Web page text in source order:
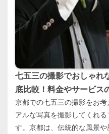
七五三の撮影でおしゃれ
底比較！料金やサービス
京都での七五三の撮影をお
アルな写真を撮影してくれ
す。京都は、伝統的な風景